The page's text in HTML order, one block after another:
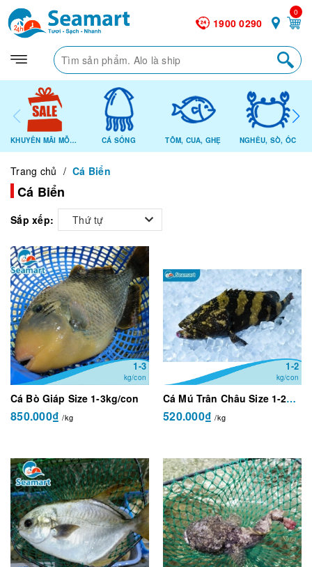
1900 0290
0
KHUYẾN MÃI MỖI NGÀY CÁ SỐNG TÔM, CUA, GHẸ NGHÊU, SÒ, ỐC
Trang chủ / Cá Biển
Cá Biển
Sắp xếp: Thứ tự
1-3
kg/con
Cá Bò Giáp Size 1-3kg/con
850.000₫/kg
1-2
kg/con
Cá Mú Trân Châu Size 1-2kg/con
520.000₫/kg